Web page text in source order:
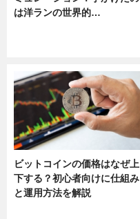
は洋ランの世界的…
ビットコインの価格はなぜ上
下する？初心者向けに仕組み
と運用方法を解説